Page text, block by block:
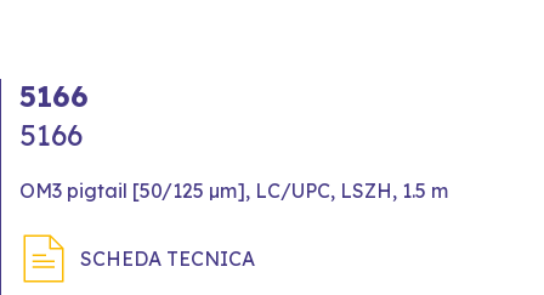
5166
5166
OM3 pigtail [50/125 µm], LC/UPC, LSZH, 1.5 m
SCHEDA TECNICA